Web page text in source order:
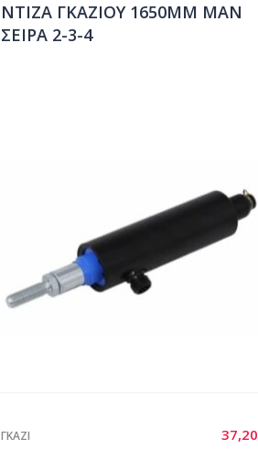
ΝΤΙΖΑ ΓΚΑΖΙΟΥ 1650ΜΜ ΜΑΝ
ΣΕΙΡΑ 2-3-4
37,20
ΓΚΑΖΙ